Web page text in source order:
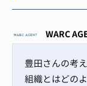
WARC
豊田さんの考
組織とはどの